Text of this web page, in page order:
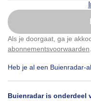
Als je doorgaat, ga je
abonnementsvoorwaarden
Heb je al een Buienradar-
Buienradar is onderdeel
Door: Yvonne Raphael
Terras Spaarne
Nu
Klik hier